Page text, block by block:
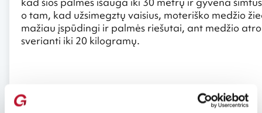
o tam, kad užsimegztų vaisius, moteriško medžio
mažiau įspūdingi ir palmės riešutai, ant medžio
sverianti iki 20 kilogramų.